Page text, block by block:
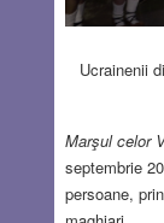
Ucrainenii
Marşul celor
septembrie
persoane,